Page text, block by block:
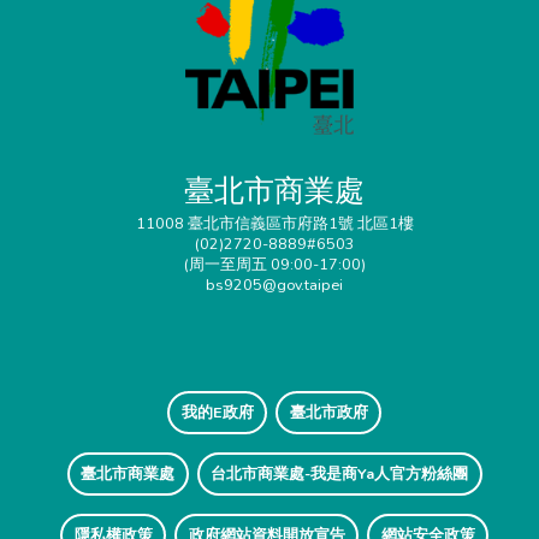
臺北市商業處
11008 臺北市信義區市府路1號 北區1樓
(02)2720-8889#6503
(周一至周五 09:00-17:00)
bs9205@gov.taipei
我的E政府 臺北市政府
臺北市商業處 台北市商業處-我是商Ya人官方粉絲團